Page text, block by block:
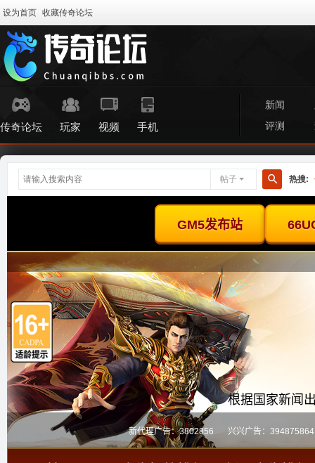
设为首页 收藏传奇论坛
传奇论坛 玩家 视频 手机
新闻
评测
帖子
搜
热搜: